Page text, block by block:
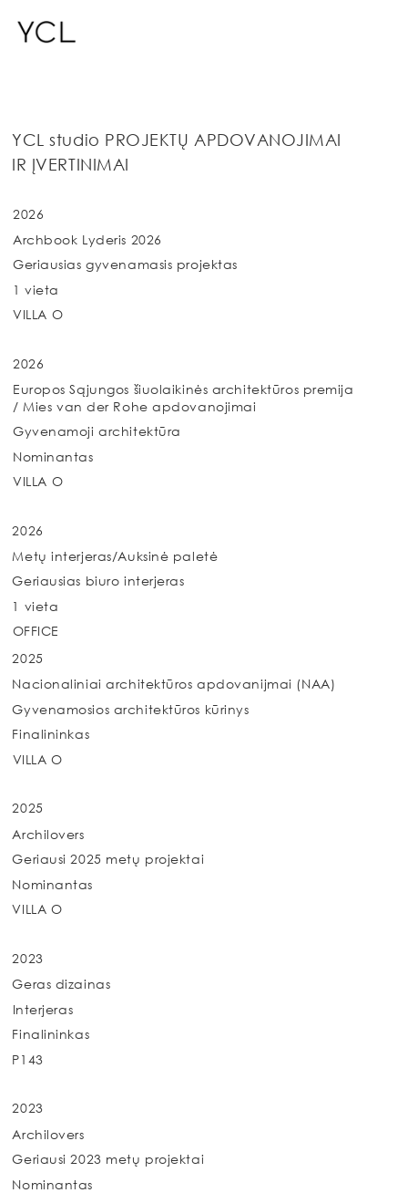
YCL studio PROJEKTŲ APDOVANOJIMAI
IR ĮVERTINIMAI
2026
Archbook Lyderis 2026
Geriausias gyvenamasis projektas
1 vieta
VILLA O
2026
Metų interjeras/Auksinė paletė
Geriausias biuro interjeras
1 vieta
OFFICE
2026
Europos Sąjungos šiuolaikinės architektūros premija
/ Mies van der Rohe apdovanojimai
Gyvenamoji architektūra
Nominantas
VILLA O
2025
Nacionaliniai architektūros apdovanijmai (NAA)
Gyvenamosios architektūros kūrinys
Finalininkas
VILLA O
2025
Archilovers
Geriausi 2025 metų projektai
Nominantas
VILLA O
2023
Geras dizainas
Interjeras
Finalininkas
P143
2023
Archilovers
Geriausi 2023 metų projektai
Nominantas